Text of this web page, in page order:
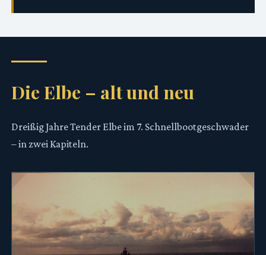
Die Elbe – alt und neu
Dreißig Jahre Tender Elbe im 7. Schnellbootgeschwader
– in zwei Kapiteln.